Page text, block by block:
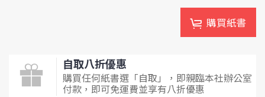
購買紙書
自取八折優惠
購買任何紙書選「自取」，即親臨本社辦公室
付款，即可免運費並享有八折優惠